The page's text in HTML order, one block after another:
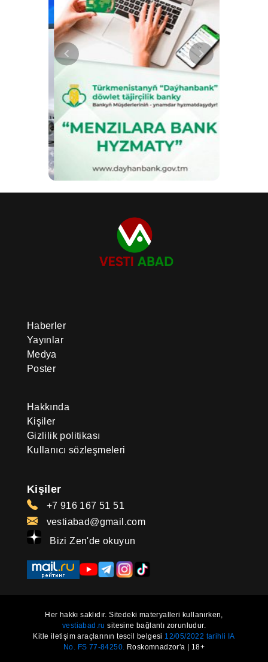
Haberler
Yayınlar
Medya
Poster
Hakkında
Kişiler
Gizlilik politikası
Kullanıcı sözleşmeleri
Kişiler
+7 916 167 51 51
vestiabad@gmail.com
Bizi Zen'de okuyun
Her hakkı saklıdır. Sitedeki materyalleri kullanırken,
vestiabad.ru sitesine bağlantı zorunludur.
Kitle iletişim araçlarının tescil belgesi 12/05/2022 tarihli IA
No. FS 77-84250. Roskomnadzor'a | 18+